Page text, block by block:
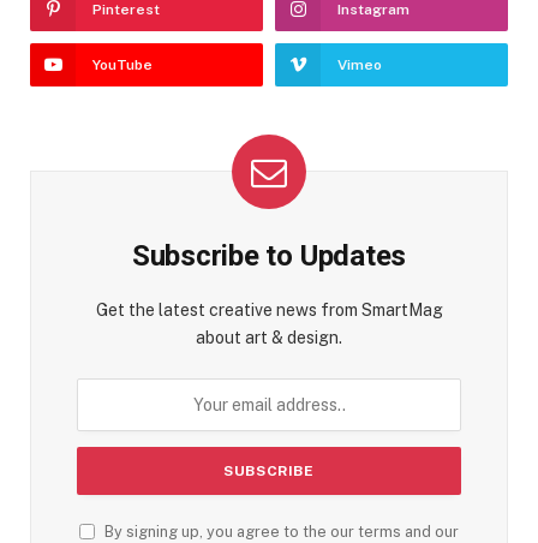
Pinterest Instagram
YouTube Vimeo
Subscribe to Updates
Get the latest creative news from SmartMag
about art & design.
By signing up, you agree to the our terms and our